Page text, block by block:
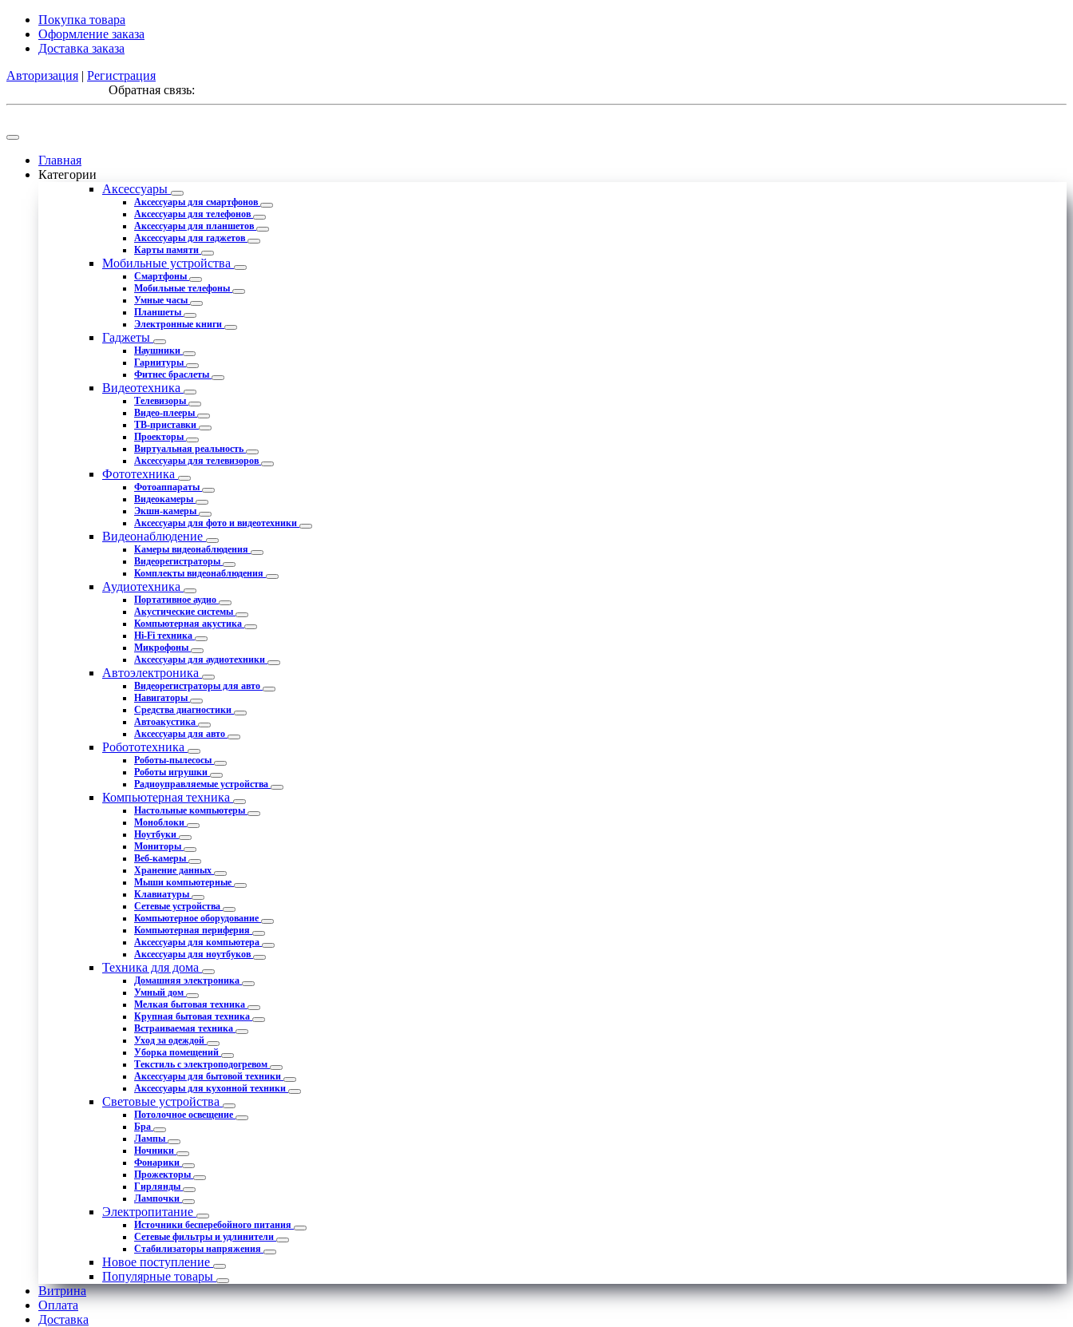
Покупка товара
Оформление заказа
Доставка заказа
Авторизация | Регистрация
Обратная связь:
Главная
Категории
Аксессуары
Аксессуары для смартфонов
Аксессуары для телефонов
Аксессуары для планшетов
Аксессуары для гаджетов
Карты памяти
Мобильные устройства
Смартфоны
Мобильные телефоны
Умные часы
Планшеты
Электронные книги
Гаджеты
Наушники
Гарнитуры
Фитнес браслеты
Видеотехника
Телевизоры
Видео-плееры
ТВ-приставки
Проекторы
Виртуальная реальность
Аксессуары для телевизоров
Фототехника
Фотоаппараты
Видеокамеры
Экшн-камеры
Аксессуары для фото и видеотехники
Видеонаблюдение
Камеры видеонаблюдения
Видеорегистраторы
Комплекты видеонаблюдения
Аудиотехника
Портативное аудио
Акустические системы
Компьютерная акустика
Hi-Fi техника
Микрофоны
Аксессуары для аудиотехники
Автоэлектроника
Видеорегистраторы для авто
Навигаторы
Средства диагностики
Автоакустика
Аксессуары для авто
Робототехника
Роботы-пылесосы
Роботы игрушки
Радиоуправляемые устройства
Компьютерная техника
Настольные компьютеры
Моноблоки
Ноутбуки
Мониторы
Веб-камеры
Хранение данных
Мыши компьютерные
Клавиатуры
Сетевые устройства
Компьютерное оборудование
Компьютерная периферия
Аксессуары для компьютера
Аксессуары для ноутбуков
Техника для дома
Домашняя электроника
Умный дом
Мелкая бытовая техника
Крупная бытовая техника
Встраиваемая техника
Уход за одеждой
Уборка помещений
Текстиль с электроподогревом
Аксессуары для бытовой техники
Аксессуары для кухонной техники
Световые устройства
Потолочное освещение
Бра
Лампы
Ночники
Фонарики
Прожекторы
Гирлянды
Лампочки
Электропитание
Источники бесперебойного питания
Сетевые фильтры и удлинители
Стабилизаторы напряжения
Новое поступление
Популярные товары
Витрина
Оплата
Доставка